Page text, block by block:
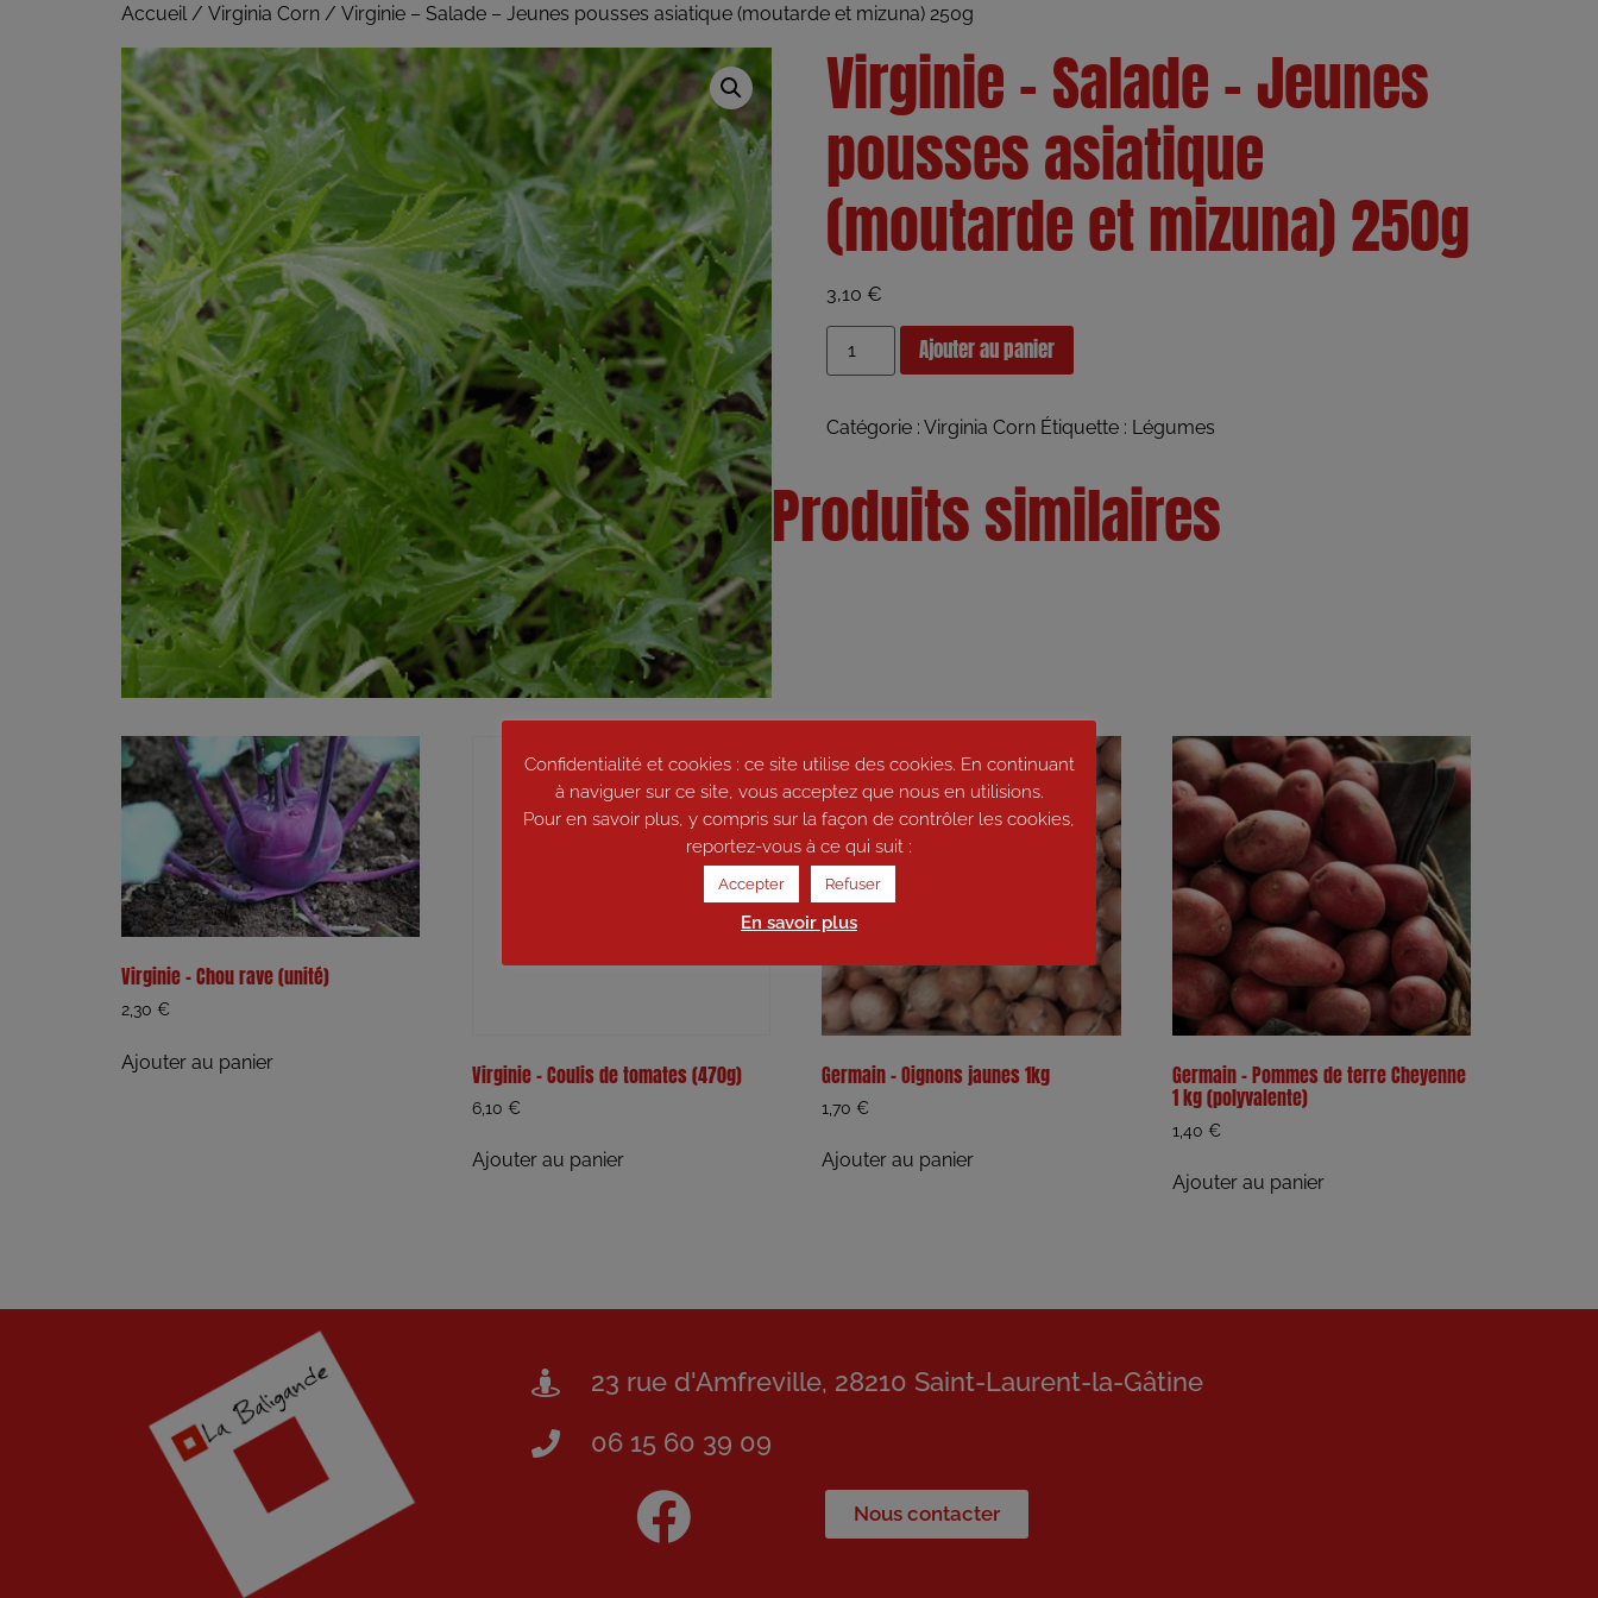
Accueil/ Virginia Corn / Virginie – Salade – Jeunes pousses asiatique (moutarde et mizuna) 250g
Virginie – Salade – Jeunes
pousses asiatique
(moutarde et mizuna) 250g
3,10 €
Ajouter au panier
Catégorie : Virginia Corn Étiquette : Légumes
Produits similaires
Virginie – Chou rave (unité)
2,30 €
Ajouter au panier Virginie – Coulis de tomates (470g)
6,10 €
Ajouter au panier
Germain – Oignons jaunes 1kg
1,70€
Ajouter au panier
Germain – Pommes de terre Cheyenne
1 kg (polyvalente)
1,40€
Ajouter au panier
23 rue d'Amfreville, 28210 Saint-Laurent-la-Gâtine
06 15 60 39 09
Nous contacter
Confidentialité et cookies : ce site utilise des cookies. En continuant
à naviguer sur ce site, vous acceptez que nous en utilisions.
Pour en savoir plus, y compris sur la façon de contrôler les cookies,
reportez-vous à ce qui suit :
Accepter Refuser
En savoir plus